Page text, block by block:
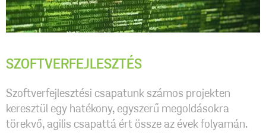
SZOFTVERFEJLESZTÉS
Szoftverfejlesztési csapatunk számos projekten
keresztül egy hatékony, egyszerű megoldásokra
törekvő, agilis csapattá ért össze az évek folyamán.